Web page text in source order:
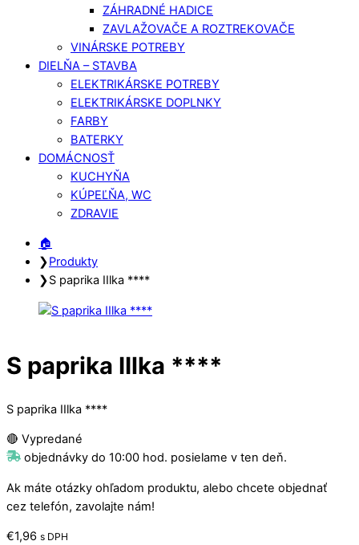
ZÁHRADNÉ HADICE
ZAVLAŽOVAČE A ROZTREKOVAČE
VINÁRSKE POTREBY
DIELŇA – STAVBA
ELEKTRIKÁRSKE POTREBY
ELEKTRIKÁRSKE DOPLNKY
FARBY
BATERKY
DOMÁCNOSŤ
KUCHYŇA
KÚPEĽŇA, WC
ZDRAVIE
Close
Menu
Close
Cart
🏠︎
❯Produkty
❯S paprika IIlka ****
S paprika IIlka ****
S paprika IIlka ****
🔴 Vypredané
objednávky do 10:00 hod. posielame v ten deň.
Ak máte otázky ohľadom produktu, alebo chcete objednať
cez telefón, zavolajte nám!
€1,96 s DPH